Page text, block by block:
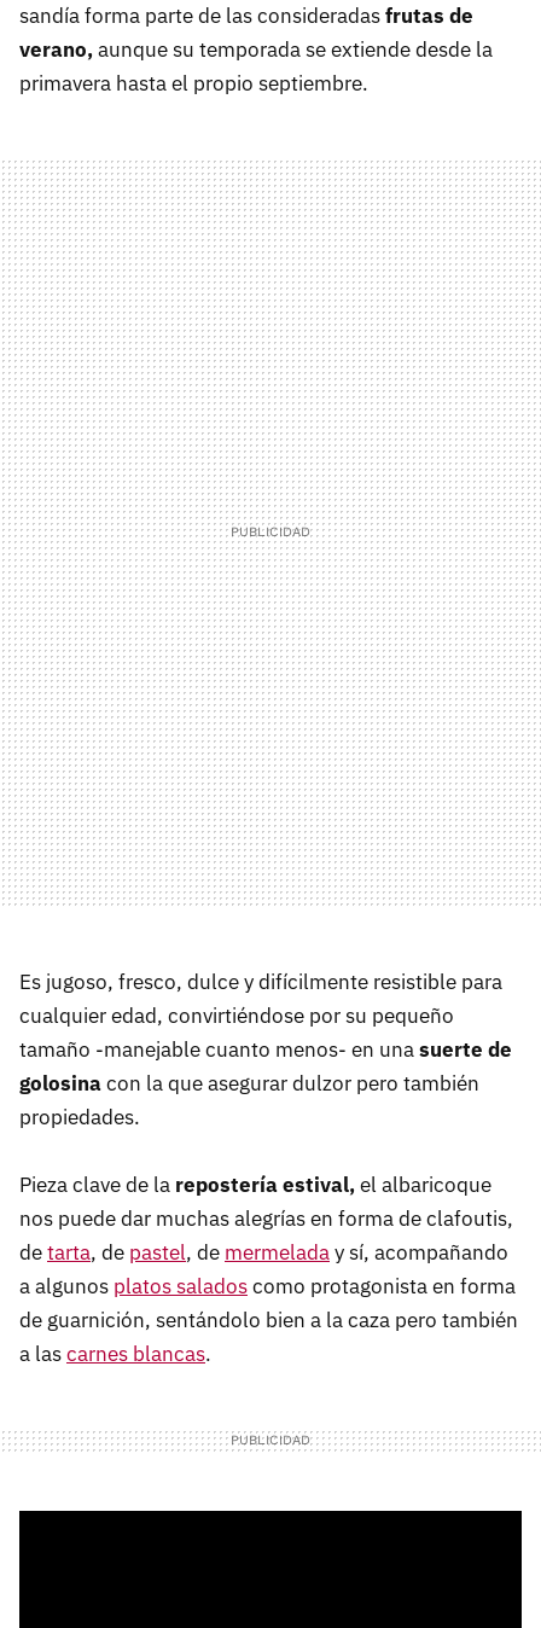
sandía forma parte de las consideradasfrutas de
verano,aunque su temporada se extiende desde la
primavera hasta el propio septiembre.
Es jugoso, fresco, dulce y difícilmente resistible para
cualquier edad, convirtiéndose por su pequeño
tamaño -manejable cuanto menos- en unasuerte de
golosinacon la que asegurar dulzor pero también
propiedades.
Pieza clave de la repostería estival,el albaricoque
nos puede dar muchas alegrías en forma de clafoutis,
detarta, de pastel, de mermeladay sí, acompañando
a algunos platos saladoscomo protagonista en forma
de guarnición, sentándolo bien a la caza pero también
a lascarnes blancas.